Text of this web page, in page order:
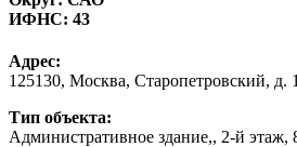
ИФНС: 43
Адрес:
125130, Москва, Старопетровский, д.
Тип объекта:
Административное здание,, 2-й этаж,